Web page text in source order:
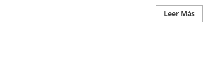
Leer Más